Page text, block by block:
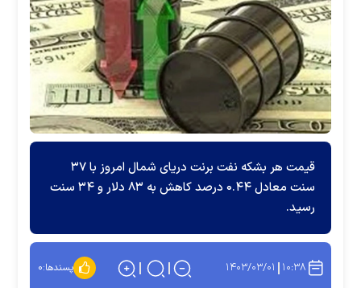
قیمت هر بشکه نفت برنت دریای شمال امروز با ۳۷
سنت معادل ۰.۴۴ درصد کاهش به ۸۳ دلار و ۳۴ سنت
رسید.
۱۰:۳۸ ۱۴۰۳/۰۳/۰۱ پسندها:۰